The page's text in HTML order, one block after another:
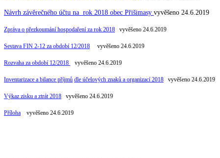
Návrh závěrečného účtu na rok 2018 obec Přišimasy vyvěšeno 24.6.2019
Zpráva o přezkoumání hospodaření za rok 2018 vyvěšeno 24.6.2019
Sestava FIN 2-12 za období 12/2018 vyvěšeno 24.6.2019
Rozvaha za období 12/2018 vyvěšeno 24.6.2019
Inventarizace a bilance příjmů dle účelových znaků a organizací 2018 vyvěšeno 24.6.2019
Výkaz zisku a ztrát 2018 vyvěšeno 24.6.2019
Příloha vyvěšeno 24.6.2019